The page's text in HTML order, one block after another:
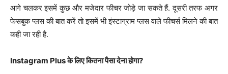
आगे चलकर इसमें कुछ और मजेदार फीचर जोड़े जा सकते हैं. दूसरी तरफ अगर
फेसबुक प्लस की बात करें तो इसमें भी इंस्टाग्राम प्लस वाले फीचर्स मिलने की बात
कही जा रही है.
Instagram Plus के लिए कितना पैसा देना होगा?